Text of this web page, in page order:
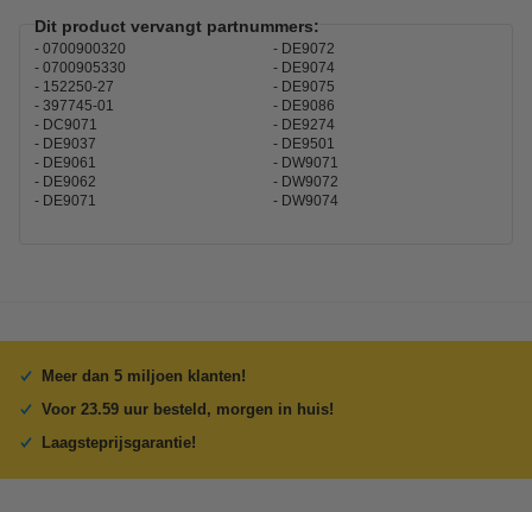
Dit product vervangt partnummers:
0700900320
0700905330
152250-27
397745-01
DC9071
DE9037
DE9061
DE9062
DE9071
DE9072
DE9074
DE9075
DE9086
DE9274
DE9501
DW9071
DW9072
DW9074
Meer dan 5 miljoen klanten!
Voor 23.59 uur besteld, morgen in huis!
Laagsteprijsgarantie!